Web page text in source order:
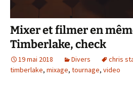
Mixer et filmer en
Timberlake, check
19 mai 2018 Divers chris
timberlake, mixage, tournage, video